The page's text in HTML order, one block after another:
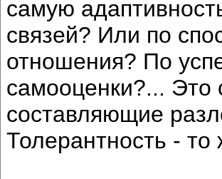
самую
связей? Или по
отношения? По
самооценки?... Это
составляющие
Толерантность -